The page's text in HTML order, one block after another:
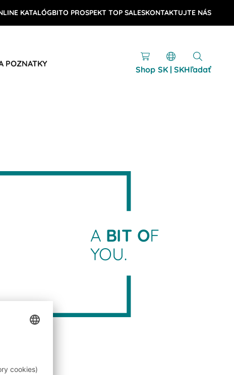
KATALÓGBITO PROSPEKT TOP SALESKONTAKTUJTE NÁS
POZNATKY
Shop SK | SKHľadať
A BIT OF
YOU.